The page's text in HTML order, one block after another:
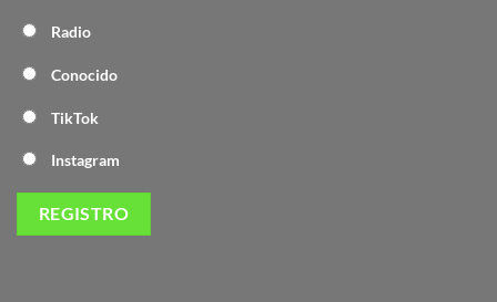
Radio
Conocido
TikTok
Instagram